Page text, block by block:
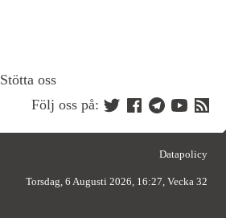
Stötta oss
Följ oss på:
Datapolicy
Torsdag, 6 Augusti 2026, 16:27, Vecka 32